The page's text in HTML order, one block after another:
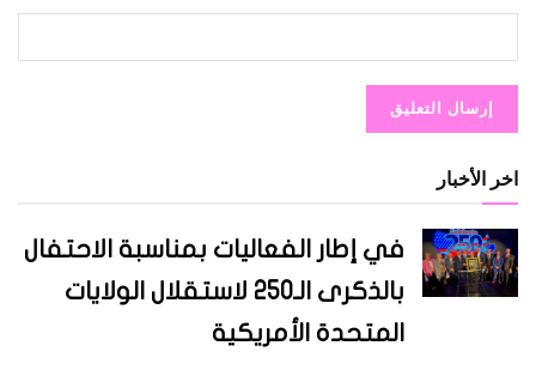
اخر الأخبار
في إطار الفعاليات بمناسبة الاحتفال
بالذكرى الـ250 لاستقلال الولايات
المتحدة الأمريكية